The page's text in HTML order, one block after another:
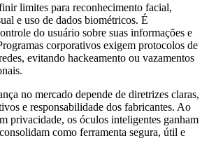
limites para reconhecimento facial,
e uso de dados biométricos. É
do usuário sobre suas informações e
corporativos exigem protocolos de
evitando hackeamento ou vazamentos
no mercado depende de diretrizes claras,
e responsabilidade dos fabricantes. Ao
privacidade, os óculos inteligentes ganham
como ferramenta segura, útil e